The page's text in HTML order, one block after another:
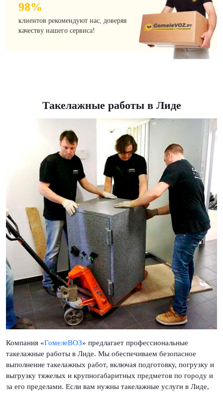
98%
клиентов рекомендуют нас, доверяя
качеству нашего сервиса!
Такелажные работы в Лиде
Компания «ГомелеВОЗ» предлагает профессиональные
такелажные работы в Лиде. Мы обеспечиваем безопасное
выполнение такелажных работ, включая подготовку, погрузку и
выгрузку тяжелых и крупногабаритных предметов по городу и
за его пределами. Если вам нужны такелажные услуги в Лиде,